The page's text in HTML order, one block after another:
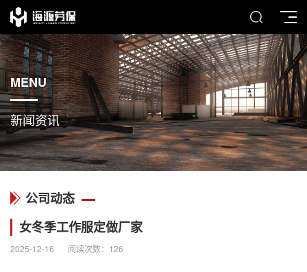
MENU
新闻资讯
公司动态
女冬季工作服定做厂家
2025-12-16 阅读次数： 126